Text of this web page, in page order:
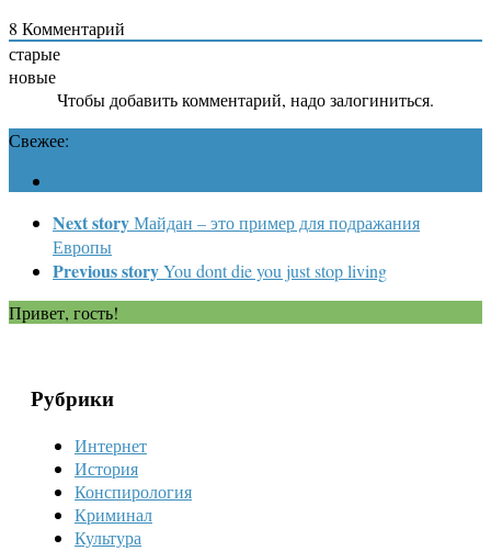
8 Комментарий
старые
новые
Чтобы добавить комментарий, надо залогиниться.
Свежее:
Next storyМайдан – это пример для подражания
Европы
Previous storyYou dont die you just stop living
Привет, гость!
Рубрики
Интернет
История
Конспирология
Криминал
Культура